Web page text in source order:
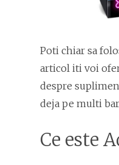
Poti chiar sa
articol iti voi
despre
deja pe multi
Ce este